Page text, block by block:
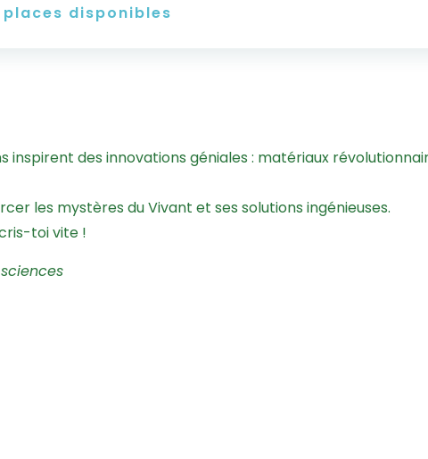
places disponibles
inspirent des innovations géniales : matériaux
les mystères du Vivant et ses solutions ingénieuses.
toi vite !